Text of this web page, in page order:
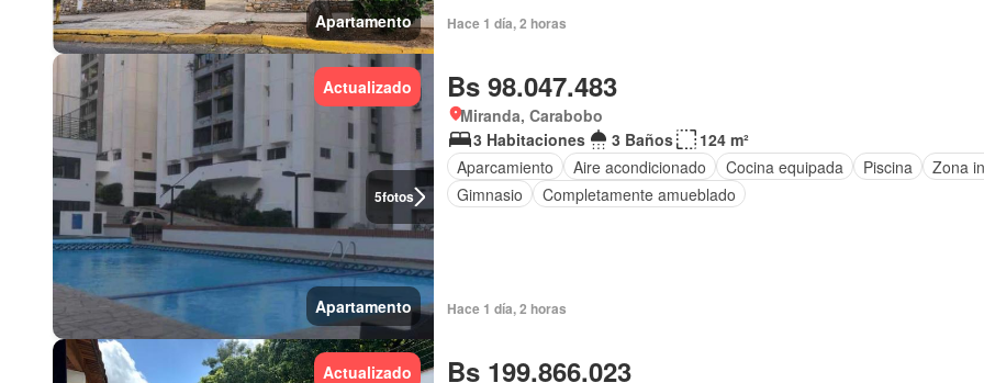
Apartamento Hace 1 día, 2 horas
5fotos
Actualizado
Apartamento
Bs 98.047.483
Miranda, Carabobo
3 Habitaciones
3 Baños
124 m²
Aparcamiento
Aire acondicionado Cocina equipada Piscina
Zona
Gimnasio
Completamente amueblado
Hace 1 día, 2 horas
Actualizado Bs 199.866.023